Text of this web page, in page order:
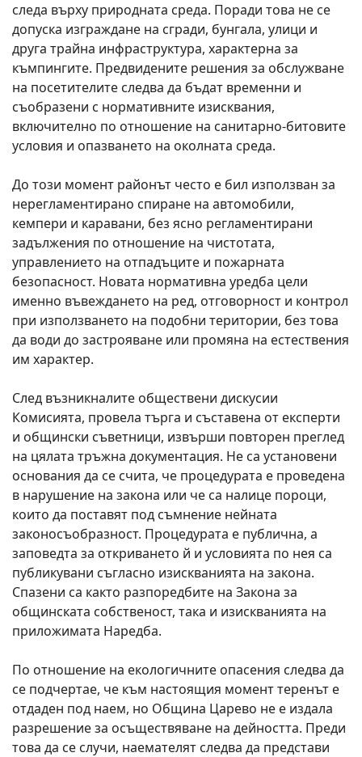
следа върху природната среда. Поради това не се
допуска изграждане на сгради, бунгала, улици и
друга трайна инфраструктура, характерна за
къмпингите. Предвидените решения за обслужване
на посетителите следва да бъдат временни и
съобразени с нормативните изисквания,
включително по отношение на санитарно-битовите
условия и опазването на околната среда.
До този момент районът често е бил използван за
нерегламентирано спиране на автомобили,
кемпери и каравани, без ясно регламентирани
задължения по отношение на чистотата,
управлението на отпадъците и пожарната
безопасност. Новата нормативна уредба цели
именно въвеждането на ред, отговорност и контрол
при използването на подобни територии, без това
да води до застрояване или промяна на естествения
им характер.
След възникналите обществени дискусии
Комисията, провела търга и съставена от експерти
и общински съветници, извърши повторен преглед
на цялата тръжна документация. Не са установени
основания да се счита, че процедурата е проведена
в нарушение на закона или че са налице пороци,
които да поставят под съмнение нейната
законосъобразност. Процедурата е публична, а
заповедта за откриването й и условията по нея са
публикувани съгласно изискванията на закона.
Спазени са както разпоредбите на Закона за
общинската собственост, така и изискванията на
приложимата Наредба.
По отношение на екологичните опасения следва да
се подчертае, че към настоящия момент теренът е
отдаден под наем, но Община Царево не е издала
разрешение за осъществяване на дейността. Преди
това да се случи, наемателят следва да представи